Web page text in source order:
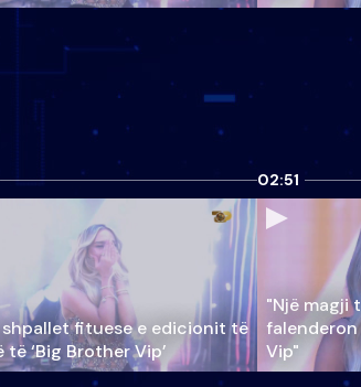
shpallet fituese e edicionit të
të ‘Big Brother Vip’
02:51
"Një magji
Vip"